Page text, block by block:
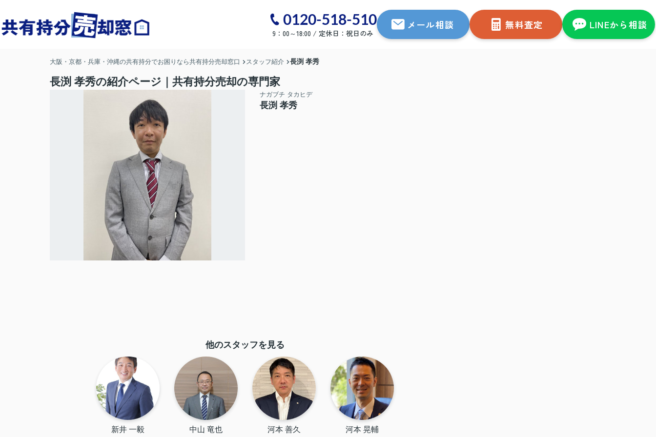
0120-518-510
9：00～18:00 / 定休日：祝日のみ
メール相談 無料査定 LINEから相談
大阪・京都・兵庫・沖縄の共有持分でお困りなら共有持分売却窓口 スタッフ紹介 長渕 孝秀
長渕 孝秀の紹介ページ｜共有持分売却の専門家
ナガブチ タカヒデ
長渕 孝秀
他のスタッフを見る
新井 一毅 中山 竜也 河本 善久 河本 晃輔